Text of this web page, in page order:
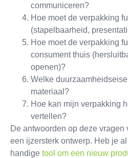
communiceren?
Hoe moet de verpakking
(stapelbaarheid,
Hoe moet de verpakking
consument thuis
openen)?
Welke
materiaal?
Hoe kan mijn verpakking
vertellen?
De antwoorden op deze vragen
een ijzersterk ontwerp. Heb je
handige tool om een nieuw